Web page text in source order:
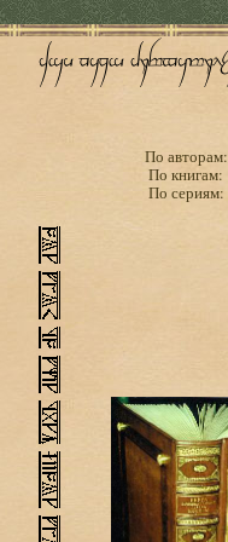
По авторам:
По книгам:
По сериям: